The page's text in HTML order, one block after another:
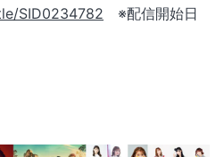
SID0234782 ※配信開始日